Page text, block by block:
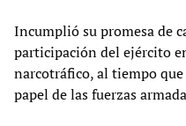
Incumplió su promesa de
participación del ejército
narcotráfico, al tiempo
papel de las fuerzas